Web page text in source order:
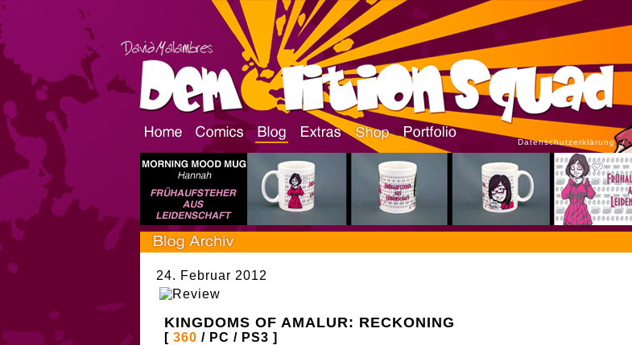
Datenschutzerklärung /
24. Februar 2012
KINGDOMS OF AMALUR: RECKONING
[ 360 / PC / PS3 ]